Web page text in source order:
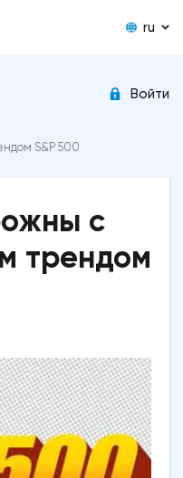
ru
Войти
S&P 500
с
трендом